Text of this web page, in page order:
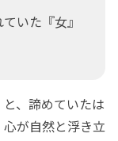
いた『女』
、諦めていたは
が自然と浮き立